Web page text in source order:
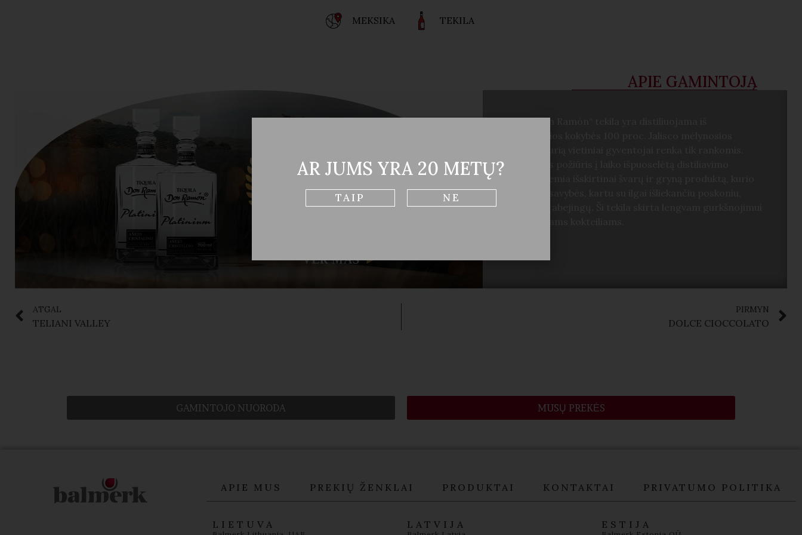
MEKSIKA TEKILA
APIE GAMINTOJĄ
„Casa Don Ramón“ tekila yra distiliuojama iš
ATGAL
TELIANI VALLEY
PIRMYN
DOLCE CIOCCOLATO
GAMINTOJO NUORODA MŪSŲ PREKĖS
APIE MUS PREKIŲ ŽENKLAI PRODUKTAI KONTAKTAI PRIVATUMO POLITIKA
LIETUVA LATVIJA ESTIJA
AR JUMS YRA 20 METŲ?
TAIP NE